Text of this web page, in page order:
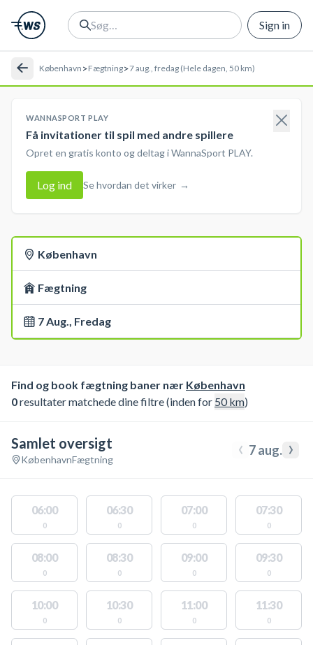
Sign in
København >Fægtning>7 aug., fredag (Hele dagen, 50 km)
WANNASPORT PLAY
Få invitationer til spil med andre spillere
Opret en gratis konto og deltag i WannaSport PLAY.
Log ind Se hvordan det virker →
København
Fægtning
7 Aug., Fredag
Find og book fægtning baner nær København
0resultater matchede dine filtre (inden for 50km)
Samlet oversigt
KøbenhavnFægtning ‹ 7 aug. ›
06:00
0
06:30
0
07:00
0
07:30
0
08:00
0
08:30
0
09:00
0
09:30
0
10:00
0
10:30
0
11:00
0
11:30
0